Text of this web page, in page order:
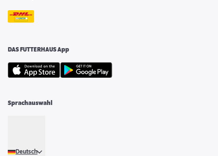
DAS FUTTERHAUS App
Sprachauswahl
Deutsch